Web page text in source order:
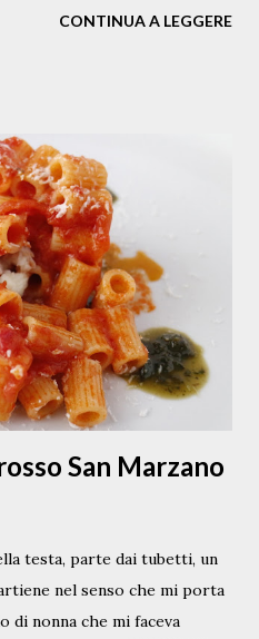
sale 1 tuorlo d'uovo un po'
blog di Pinella 100 gr di
Procedimento: Per la
bianco al micro onde (a
spesso) o a bagnomaria;
a caldo, unire la gelatina
in acqua fredda e poi,
...
CONTINUA A LEGGERE
San Marzano
testa, parte dai tubetti, un
nel senso che mi porta
nonna che mi faceva